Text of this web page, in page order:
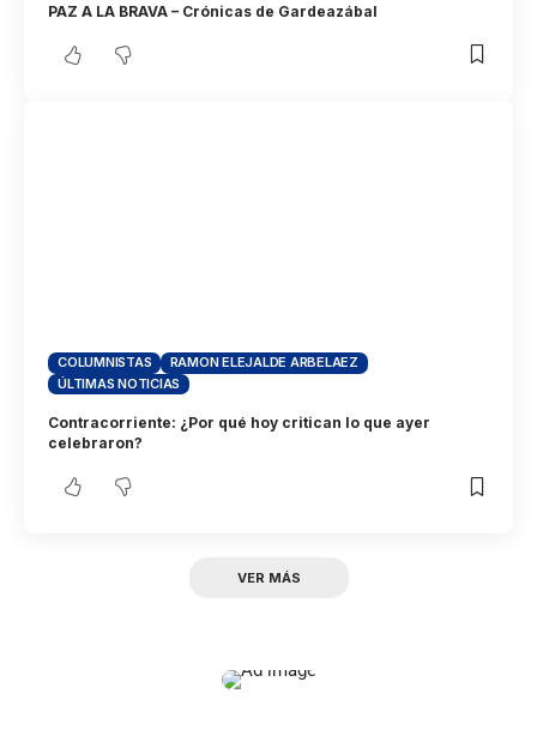
PAZ A LA BRAVA – Crónicas de Gardeazábal
COLUMNISTAS
RAMON ELEJALDE ARBELAEZ
ÚLTIMAS NOTICIAS
Contracorriente: ¿Por qué hoy critican lo que ayer
celebraron?
VER MÁS